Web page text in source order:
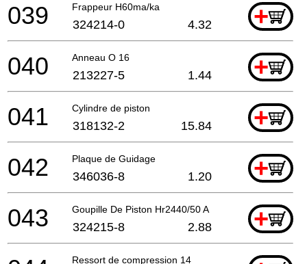
Frappeur H60ma/ka +
039 324214-0 4.32
Anneau O 16 +
040 213227-5 1.44
Cylindre de piston +
041 318132-2 15.84
Plaque de Guidage +
042 346036-8 1.20
Goupille De Piston Hr2440/50 A +
043 324215-8 2.88
Ressort de compression 14